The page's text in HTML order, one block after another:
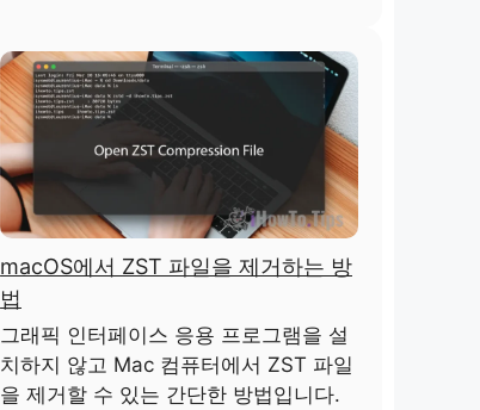
macOS에서 ZST 파일을 제거하는 방
법
그래픽 인터페이스 응용 프로그램을 설
치하지 않고 Mac 컴퓨터에서 ZST 파일
을 제거할 수 있는 간단한 방법입니다.